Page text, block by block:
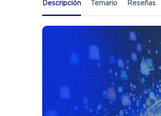
Descripción Temario Reseñas